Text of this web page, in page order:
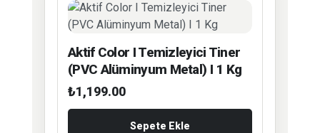
Aktif Color I Temizleyici Tiner
(PVC Alüminyum Metal) I 1 Kg
₺1,199.00
Sepete Ekle